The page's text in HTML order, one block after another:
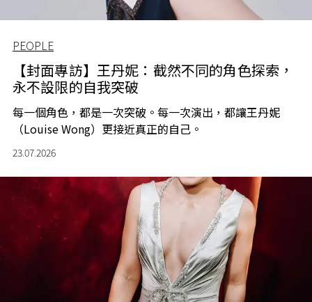
PEOPLE
【封面專訪】王丹妮：截然不同的角色探索，
永不設限的自我突破
每一個角色，都是一次突破。每一次演出，都讓王丹妮
（Louise Wong）更接近真正的自己。
23.07.2026